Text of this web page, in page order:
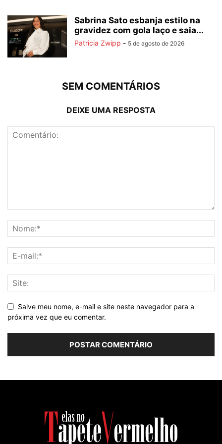
Sabrina Sato esbanja estilo na
gravidez com gola laço e saia...
Patricia Zwipp - 5 de agosto de 2026
SEM COMENTÁRIOS
DEIXE UMA RESPOSTA
Salve meu nome, e-mail e site neste navegador para a
próxima vez que eu comentar.